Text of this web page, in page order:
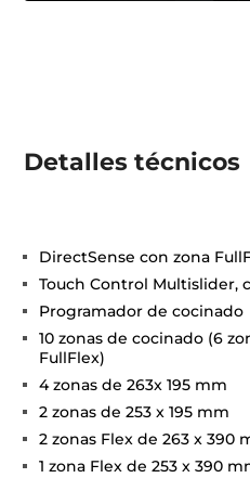
Detalles técnicos
DirectSense con zona
Touch Control Multislider,
Programador de cocinado
10 zonas de cocinado (6
FullFlex)
4 zonas de 263x 195 mm
2 zonas de 253 x 195 mm
2 zonas Flex de 263 x 390
1 zona Flex de 253 x 390